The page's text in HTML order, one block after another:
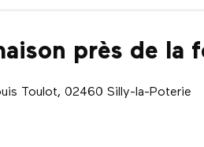
près de la
Toulot, 02460 Silly-la-Poterie